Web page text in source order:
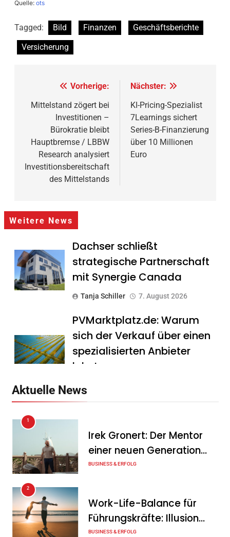
Quelle: ots
Tagged: Bild Finanzen
Geschäftsberichte
Versicherung
Beitragsnavigation
Vorherige:
Mittelstand zögert bei
Investitionen –
Bürokratie bleibt
Hauptbremse / LBBW
Research analysiert
Investitionsbereitschaft
des Mittelstands
Nächster:
KI-Pricing-Spezialist
7Learnings sichert
Series-B-Finanzierung
über 10 Millionen
Euro
Weitere News
Dachser schließt
strategische Partnerschaft
mit Synergie Canada
Tanja Schiller 7. August 2026
PVMarktplatz.de: Warum
sich der Verkauf über einen
spezialisierten Anbieter
lohnt
Mitarbeitergespräch pro
Jahr nichts verändert – und
was stattdessen
Verbindlichkeit schafft
Tanja Schiller 7. August 2026
Wenn jede Minute zählt: Wie
Aktuelle News
1
Irek Gronert: Der Mentor
einer neuen Generation
von Unternehmern
BUSINESS & ERFOLG
2
Work-Life-Balance für
Führungskräfte: Illusion
oder echte Chance?
BUSINESS & ERFOLG